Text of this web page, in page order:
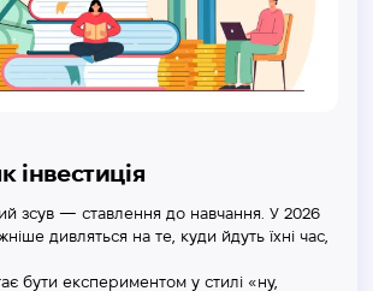
інвестиція
зсув — ставлення до навчання. У 2026
дивляться на те, куди йдуть їхні час,
бути експериментом у стилі «ну,